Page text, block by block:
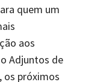
quem um
aos
Adjuntos de
os próximos